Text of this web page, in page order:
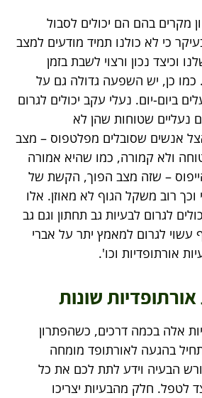
מקרים בהם הם יכולים לסבול
כי לא כולנו תמיד מודעים למצב
וכיצד נכון ורצוי לשבת בזמן
כן, יש השפעה גדולה גם על
ביום-יום. נעלי עקב יכולים לגרום
נעליים שטוחות שהן לא
אנשים שסובלים מפלטפוס – מצב
ולא קמורה, כמו שהיא אמורה
– שזה מצב הפוך, הקשת של
רוב משקל הגוף לא מאוזן. אלו
לגרום לבעיות גב תחתון וגם גב
עשוי לגרום למאמץ יתר על אברי
אורתופדיות וכו'.
שונות
אלה בכמה דרכים, כשהפתרון
בהגעה לאורתופד מומחה
הבעיה וידע לתת לכם את כל
לטפל. חלק מהבעיות יצריכו